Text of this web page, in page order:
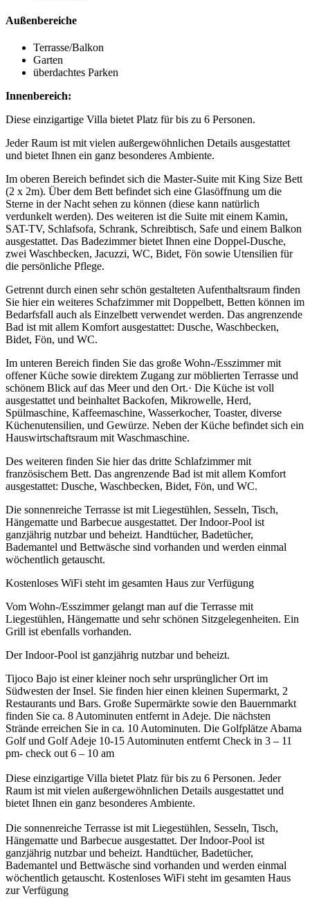
Außenbereiche
Terrasse/Balkon
Garten
überdachtes Parken
Innenbereich:
Diese einzigartige Villa bietet Platz für bis zu 6 Personen.
Jeder Raum ist mit vielen außergewöhnlichen Details ausgestattet
und bietet Ihnen ein ganz besonderes Ambiente.
Im oberen Bereich befindet sich die Master-Suite mit King Size Bett
(2 x 2m). Über dem Bett befindet sich eine Glasöffnung um die
Sterne in der Nacht sehen zu können (diese kann natürlich
verdunkelt werden). Des weiteren ist die Suite mit einem Kamin,
SAT-TV, Schlafsofa, Schrank, Schreibtisch, Safe und einem Balkon
ausgestattet. Das Badezimmer bietet Ihnen eine Doppel-Dusche,
zwei Waschbecken, Jacuzzi, WC, Bidet, Fön sowie Utensilien für
die persönliche Pflege.
Getrennt durch einen sehr schön gestalteten Aufenthaltsraum finden
Sie hier ein weiteres Schafzimmer mit Doppelbett, Betten können im
Bedarfsfall auch als Einzelbett verwendet werden. Das angrenzende
Bad ist mit allem Komfort ausgestattet: Dusche, Waschbecken,
Bidet, Fön, und WC.
Im unteren Bereich finden Sie das große Wohn-/Esszimmer mit
offener Küche sowie direktem Zugang zur möblierten Terrasse und
schönem Blick auf das Meer und den Ort.· Die Küche ist voll
ausgestattet und beinhaltet Backofen, Mikrowelle, Herd,
Spülmaschine, Kaffeemaschine, Wasserkocher, Toaster, diverse
Küchenutensilien, und Gewürze. Neben der Küche befindet sich ein
Hauswirtschaftsraum mit Waschmaschine.
Des weiteren finden Sie hier das dritte Schlafzimmer mit
französischem Bett. Das angrenzende Bad ist mit allem Komfort
ausgestattet: Dusche, Waschbecken, Bidet, Fön, und WC.
Die sonnenreiche Terrasse ist mit Liegestühlen, Sesseln, Tisch,
Hängematte und Barbecue ausgestattet. Der Indoor-Pool ist
ganzjährig nutzbar und beheizt. Handtücher, Badetücher,
Bademantel und Bettwäsche sind vorhanden und werden einmal
wöchentlich getauscht.
Kostenloses WiFi steht im gesamten Haus zur Verfügung
Vom Wohn-/Esszimmer gelangt man auf die Terrasse mit
Liegestühlen, Hängematte und sehr schönen Sitzgelegenheiten. Ein
Grill ist ebenfalls vorhanden.
Der Indoor-Pool ist ganzjährig nutzbar und beheizt.
Tijoco Bajo ist einer kleiner noch sehr ursprünglicher Ort im
Südwesten der Insel. Sie finden hier einen kleinen Supermarkt, 2
Restaurants und Bars. Große Supermärkte sowie den Bauernmarkt
finden Sie ca. 8 Autominuten entfernt in Adeje. Die nächsten
Strände erreichen Sie in ca. 10 Autominuten. Die Golfplätze Abama
Golf und Golf Adeje 10-15 Autominuten entfernt Check in 3 – 11
pm- check out 6 – 10 am
Diese einzigartige Villa bietet Platz für bis zu 6 Personen. Jeder
Raum ist mit vielen außergewöhnlichen Details ausgestattet und
bietet Ihnen ein ganz besonderes Ambiente.
Die sonnenreiche Terrasse ist mit Liegestühlen, Sesseln, Tisch,
Hängematte und Barbecue ausgestattet. Der Indoor-Pool ist
ganzjährig nutzbar und beheizt. Handtücher, Badetücher,
Bademantel und Bettwäsche sind vorhanden und werden einmal
wöchentlich getauscht. Kostenloses WiFi steht im gesamten Haus
zur Verfügung